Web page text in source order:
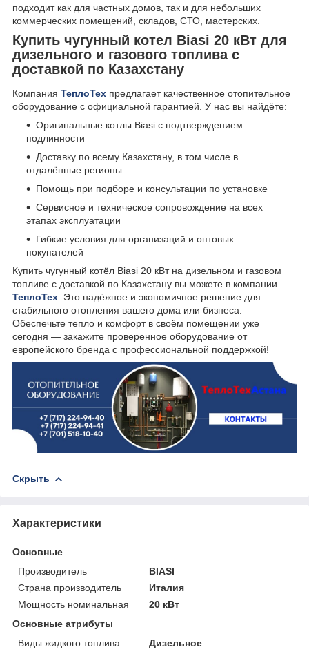
подходит как для частных домов, так и для небольших
коммерческих помещений, складов, СТО, мастерских.
Купить чугунный котел Biasi 20 кВт для
дизельного и газового топлива с
доставкой по Казахстану
Компания ТеплоТех предлагает качественное отопительное
оборудование с официальной гарантией. У нас вы найдёте:
Оригинальные котлы Biasi с подтверждением
подлинности
Доставку по всему Казахстану, в том числе в
отдалённые регионы
Помощь при подборе и консультации по установке
Сервисное и техническое сопровождение на всех
этапах эксплуатации
Гибкие условия для организаций и оптовых
покупателей
Купить чугунный котёл Biasi 20 кВт на дизельном и газовом
топливе с доставкой по Казахстану вы можете в компании
ТеплоТех. Это надёжное и экономичное решение для
стабильного отопления вашего дома или бизнеса.
Обеспечьте тепло и комфорт в своём помещении уже
сегодня — закажите проверенное оборудование от
европейского бренда с профессиональной поддержкой!
Скрыть
Характеристики
Основные
Производитель
BIASI
Страна производитель
Италия
Мощность номинальная
20 кВт
Основные атрибуты
Виды жидкого топлива
Дизельное